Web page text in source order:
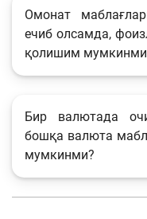
Омонат
ечиб олсамда,
қолишим
Бир валютада
бошқа валюта
мумкинми?